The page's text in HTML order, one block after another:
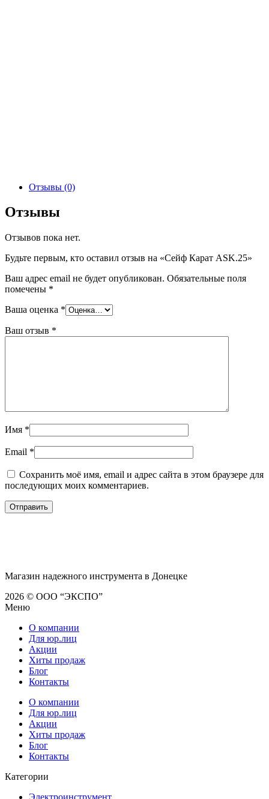
Отзывы (0)
Отзывы
Отзывов пока нет.
Будьте первым, кто оставил отзыв на «Сейф Карат ASK.25»
Ваш адрес email не будет опубликован. Обязательные поля
помечены *
Ваша оценка *
Ваш отзыв *
Имя *
Email *
Сохранить моё имя, email и адрес сайта в этом браузере для
последующих моих комментариев.
Магазин надежного инструмента в Донецке
2026 © ООО “ЭКСПО”
Меню
О компании
Для юр.лиц
Акции
Хиты продаж
Блог
Контакты
О компании
Для юр.лиц
Акции
Хиты продаж
Блог
Контакты
Категории